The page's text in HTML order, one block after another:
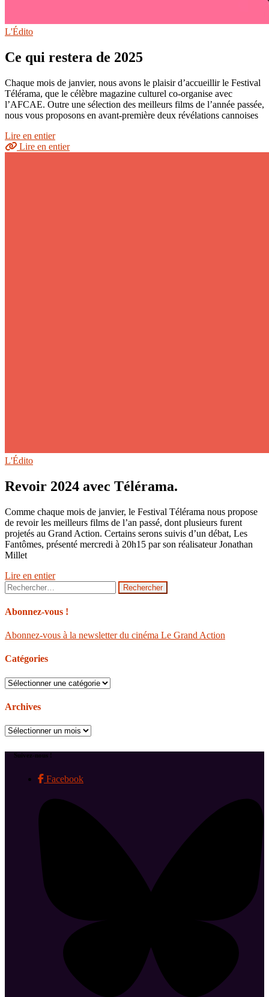
L'Édito
Ce qui restera de 2025
Chaque mois de janvier, nous avons le plaisir d’accueillir le Festival
Télérama, que le célèbre magazine culturel co-organise avec
l’AFCAE. Outre une sélection des meilleurs films de l’année passée,
nous vous proposons en avant-première deux révélations cannoises
Lire en entier
Lire en entier
L'Édito
Revoir 2024 avec Télérama.
Comme chaque mois de janvier, le Festival Télérama nous propose
de revoir les meilleurs films de l’an passé, dont plusieurs furent
projetés au Grand Action. Certains serons suivis d’un débat, Les
Fantômes, présenté mercredi à 20h15 par son réalisateur Jonathan
Millet
Lire en entier
Rechercher :
Abonnez-vous !
Abonnez-vous à la newsletter du cinéma Le Grand Action
Catégories
Catégories
Archives
Archives
Suivez-nous !
Facebook